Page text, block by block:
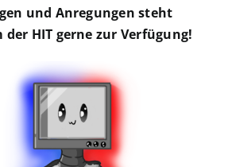
und Anregungen steht
der HIT gerne zur Verfügung!